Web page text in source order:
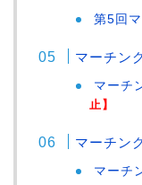
第5回
マーチン
マーチ
止】
マーチン
マーチ